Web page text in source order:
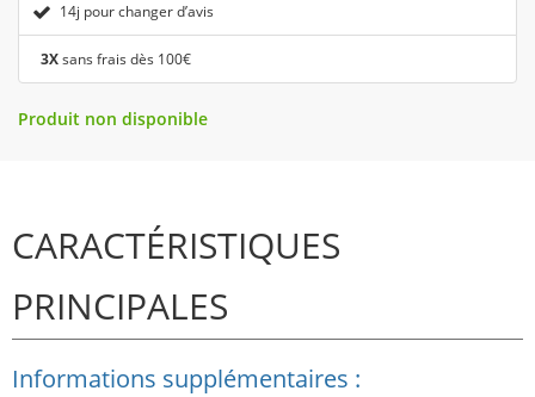
14j pour changer d’avis
3Xsans frais dès 100€
Produit non disponible
CARACTÉRISTIQUES
PRINCIPALES
Informations supplémentaires :